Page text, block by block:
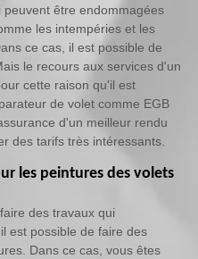
être endommagées
les intempéries et les
ce cas, il est possible de
le recours aux services d'un
cette raison qu'il est
de volet comme EGB
d'un meilleur rendu
des tarifs très intéressants.
les peintures des volets
des travaux qui
est possible de faire des
Dans ce cas, vous êtes